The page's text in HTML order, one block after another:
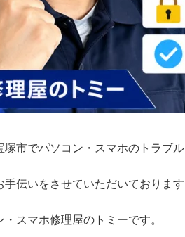
塚市でパソコン・スマホのトラブル
手伝いをさせていただいております
・スマホ修理屋のトミーです。